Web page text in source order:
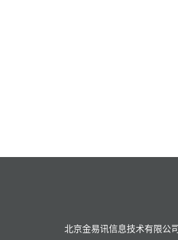
北京金易讯信息技术有限公